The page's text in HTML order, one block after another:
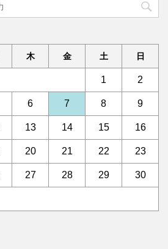
木 金 土 日
1 2
6 7 8 9
13 14 15 16
20 21 22 23
27 28 29 30